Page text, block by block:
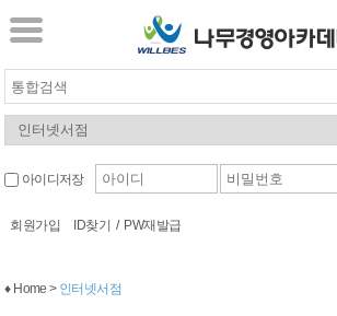
아이디저장
회원가입 ID찾기 / PW재발급
♦ Home > 인터넷서점